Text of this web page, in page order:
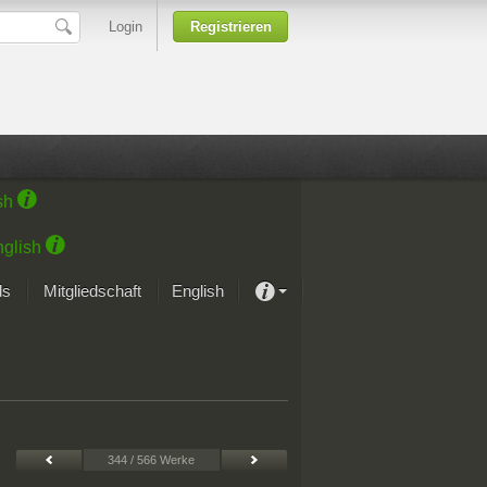
Login Registrieren
Mitgliedschaft English
Kunsthäuser
344 / 566 Werke